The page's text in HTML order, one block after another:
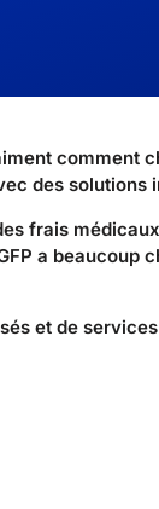
comment
des solutions
frais
a beaucoup
et de